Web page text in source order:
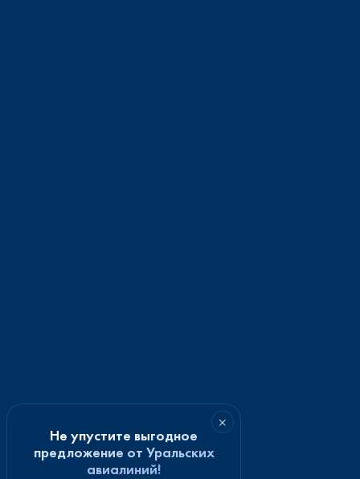
×
Не упустите выгодное
предложение от Уральских
авиалиний!